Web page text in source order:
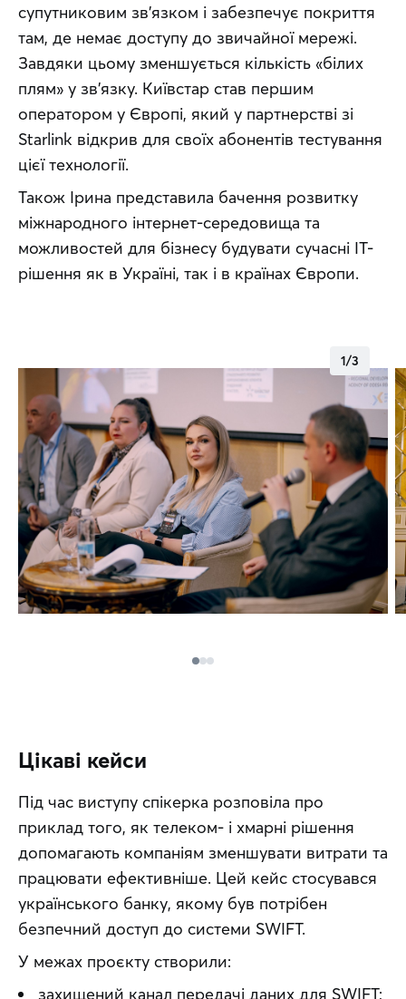
супутниковим зв’язком і забезпечує покриття
там, де немає доступу до звичайної мережі.
Завдяки цьому зменшується кількість «білих
плям» у зв’язку. Київстар став першим
оператором у Європі, який у партнерстві зі
Starlink відкрив для своїх абонентів тестування
цієї технології.
Також Ірина представила бачення розвитку
міжнародного інтернет-середовища та
можливостей для бізнесу будувати сучасні ІТ-
рішення як в Україні, так і в країнах Європи.
1/3
Цікаві кейси
Під час виступу спікерка розповіла про
приклад того, як телеком- і хмарні рішення
допомагають компаніям зменшувати витрати та
працювати ефективніше. Цей кейс стосувався
українського банку, якому був потрібен
безпечний доступ до системи SWIFT.
У межах проєкту створили:
захищений канал передачі даних для SWIFT;